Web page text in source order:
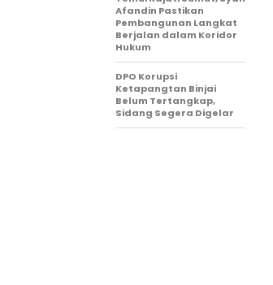
Afandin Pastikan
Pembangunan Langkat
Berjalan dalam Koridor
Hukum
DPO Korupsi
Ketapangtan Binjai
Belum Tertangkap,
Sidang Segera Digelar